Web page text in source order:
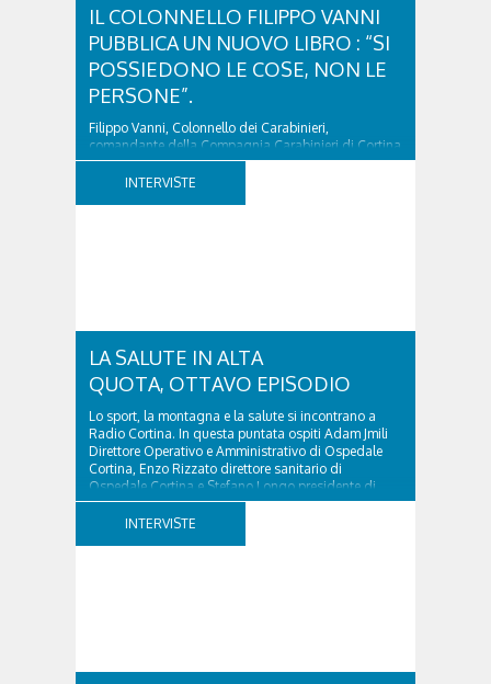
IL COLONNELLO FILIPPO VANNI
PUBBLICA UN NUOVO LIBRO : “SI
POSSIEDONO LE COSE, NON LE
PERSONE”.
Filippo Vanni, Colonnello dei Carabinieri,
comandante della Compagnia Carabinieri di Cortina
d’Ampezzo sino al 2010, esperto di legislazione
nazionale ed europea, è l’ideatore del progetto di
INTERVISTE
LA SALUTE IN ALTA
QUOTA, OTTAVO EPISODIO
Lo sport, la montagna e la salute si incontrano a
Radio Cortina. In questa puntata ospiti Adam Jmili
Direttore Operativo e Amministrativo di Ospedale
Cortina, Enzo Rizzato direttore sanitario di
Ospedale Cortina e Stefano Longo presidente di
Fondazione Cortina. GVM Care & Research –...
INTERVISTE